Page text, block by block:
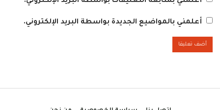
أعلمني بالمواضيع الجديدة بواسطة البريد الإلكتروني.